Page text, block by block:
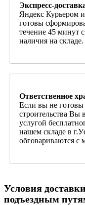
Экспресс-
Яндекс Курьером
готовы
течение 45 минут
наличия на складе.
Ответственное
Если вы не готовы
строительства Вы
услугой
нашем складе в
обговариваются с
Условия
подъездным